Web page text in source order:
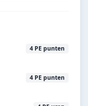
4 PE punten
4 PE punten